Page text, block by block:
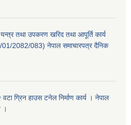
तथा उपकरण खरिद तथा आपूर्ति कार्य
2082/083) नेपाल समाचारपत्र दैनिक
ग्रिन हाउस टनेल निर्माण कार्य । नेपाल
।